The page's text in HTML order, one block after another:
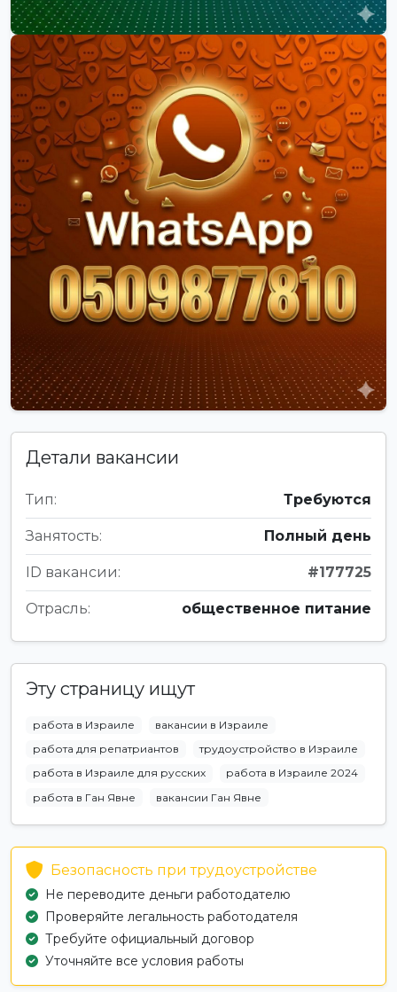
Детали вакансии
Тип: Требуются
Занятость: Полный день
ID вакансии: #177725
Отрасль: общественное питание
Эту страницу ищут
работа в Израиле
вакансии в Израиле
работа для репатриантов
трудоустройство в Израиле
работа в Израиле для русских
работа в Израиле 2024
работа в Ган Явне
вакансии Ган Явне
Безопасность при трудоустройстве
Не переводите деньги работодателю
Проверяйте легальность работодателя
Требуйте официальный договор
Уточняйте все условия работы